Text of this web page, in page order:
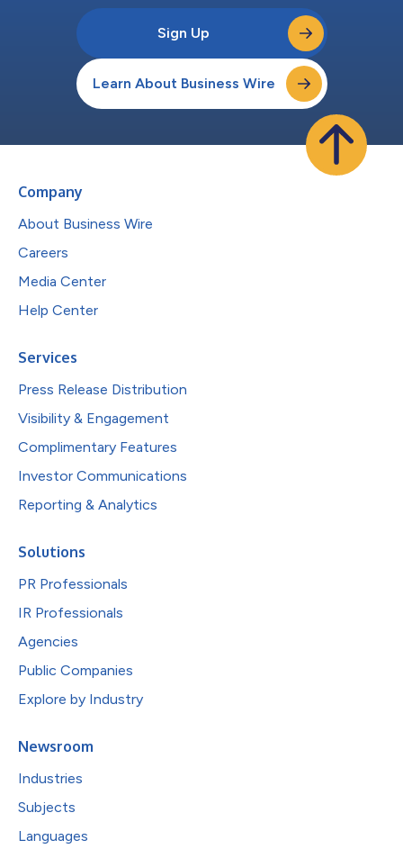
Sign Up
Learn About Business Wire
Company
About Business Wire
Careers
Media Center
Help Center
Services
Press Release Distribution
Visibility & Engagement
Complimentary Features
Investor Communications
Reporting & Analytics
Solutions
PR Professionals
IR Professionals
Agencies
Public Companies
Explore by Industry
Newsroom
Industries
Subjects
Languages